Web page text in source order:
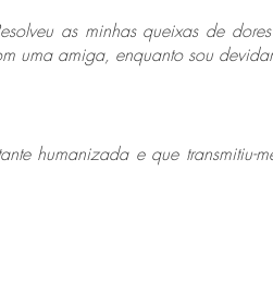
as minhas queixas de
uma amiga, enquanto sou
humanizada e que